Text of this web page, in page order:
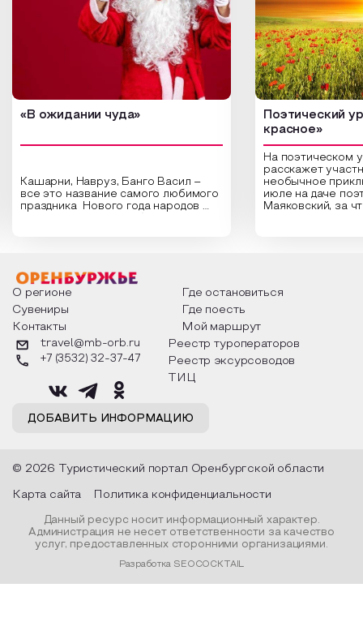
«В ожидании чуда»
Кашарни, Навруз, Банго Васил –
все это название самого любимого
праздника Нового года народов
о том, как встречают новый год в
разных уголках страны, какие
обряды совершают на удачу и
благополучие, в чем схожи и
различаются традиции. Кто такой
Дед Мороз и откуда он пришел, как
его называют в разных уголках
страны и как появились елочные
Поэтический
красное»
На поэтическом
расскажет
необычное
июле на даче
Маяковский, за
Твардовского и
каждой строчке
восхищение
яркому времени
О регионе
Где остановиться
Сувениры
Где поесть
Контакты
Мой маршрут
ДОБАВИТЬ ИНФОРМАЦИЮ
travel@mb-orb.ru
+7 (3532) 32-37-47
Реестр туроператоров
Реестр эксурсоводов
ТИЦ
© 2026 Туристический портал Оренбургской области
Карта сайта Политика конфиденциальности
Данный ресурс носит информационный характер.
Администрация не несет ответственности за качество
услуг, предоставленных сторонними организациями.
Разработка SEOCOCKTAIL